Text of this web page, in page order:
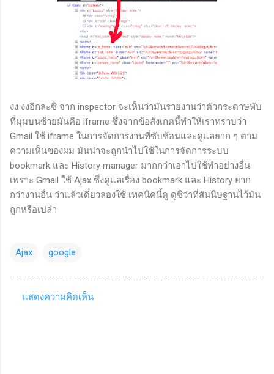
งง งงอีกละซิ จาก inspector จะเห็นว่ามันรายงานว่าตัวกระดาษพับ
ที่มุมบนซ้ายมันคือ iframe ซึ่งจากข้อสังเกตนี้ทำให้เราทราบว่า
Gmail ใช้ iframe ในการจัดการงานที่ซับซ้อนและดูแลยาก ๆ ตาม
ความเห็นของผม มันน่าจะถูกนำไปใช้ในการจัดการระบบ
bookmark และ History manager มากกว่าเอาไปใช้ทำอย่างอื่น
เพราะ Gmail ใช้ Ajax ซึ่งดูแลเรื่อง bookmark และ History ยาก
กว่างานอื่น ว่าแล้วเดี๋ยวลองใช้ เทคนิคนี้ดู ดูซิว่าที่สันนิษฐานไว้มัน
ถูกหรือเปล่า
Ajax google
แสดงความคิดเห็น